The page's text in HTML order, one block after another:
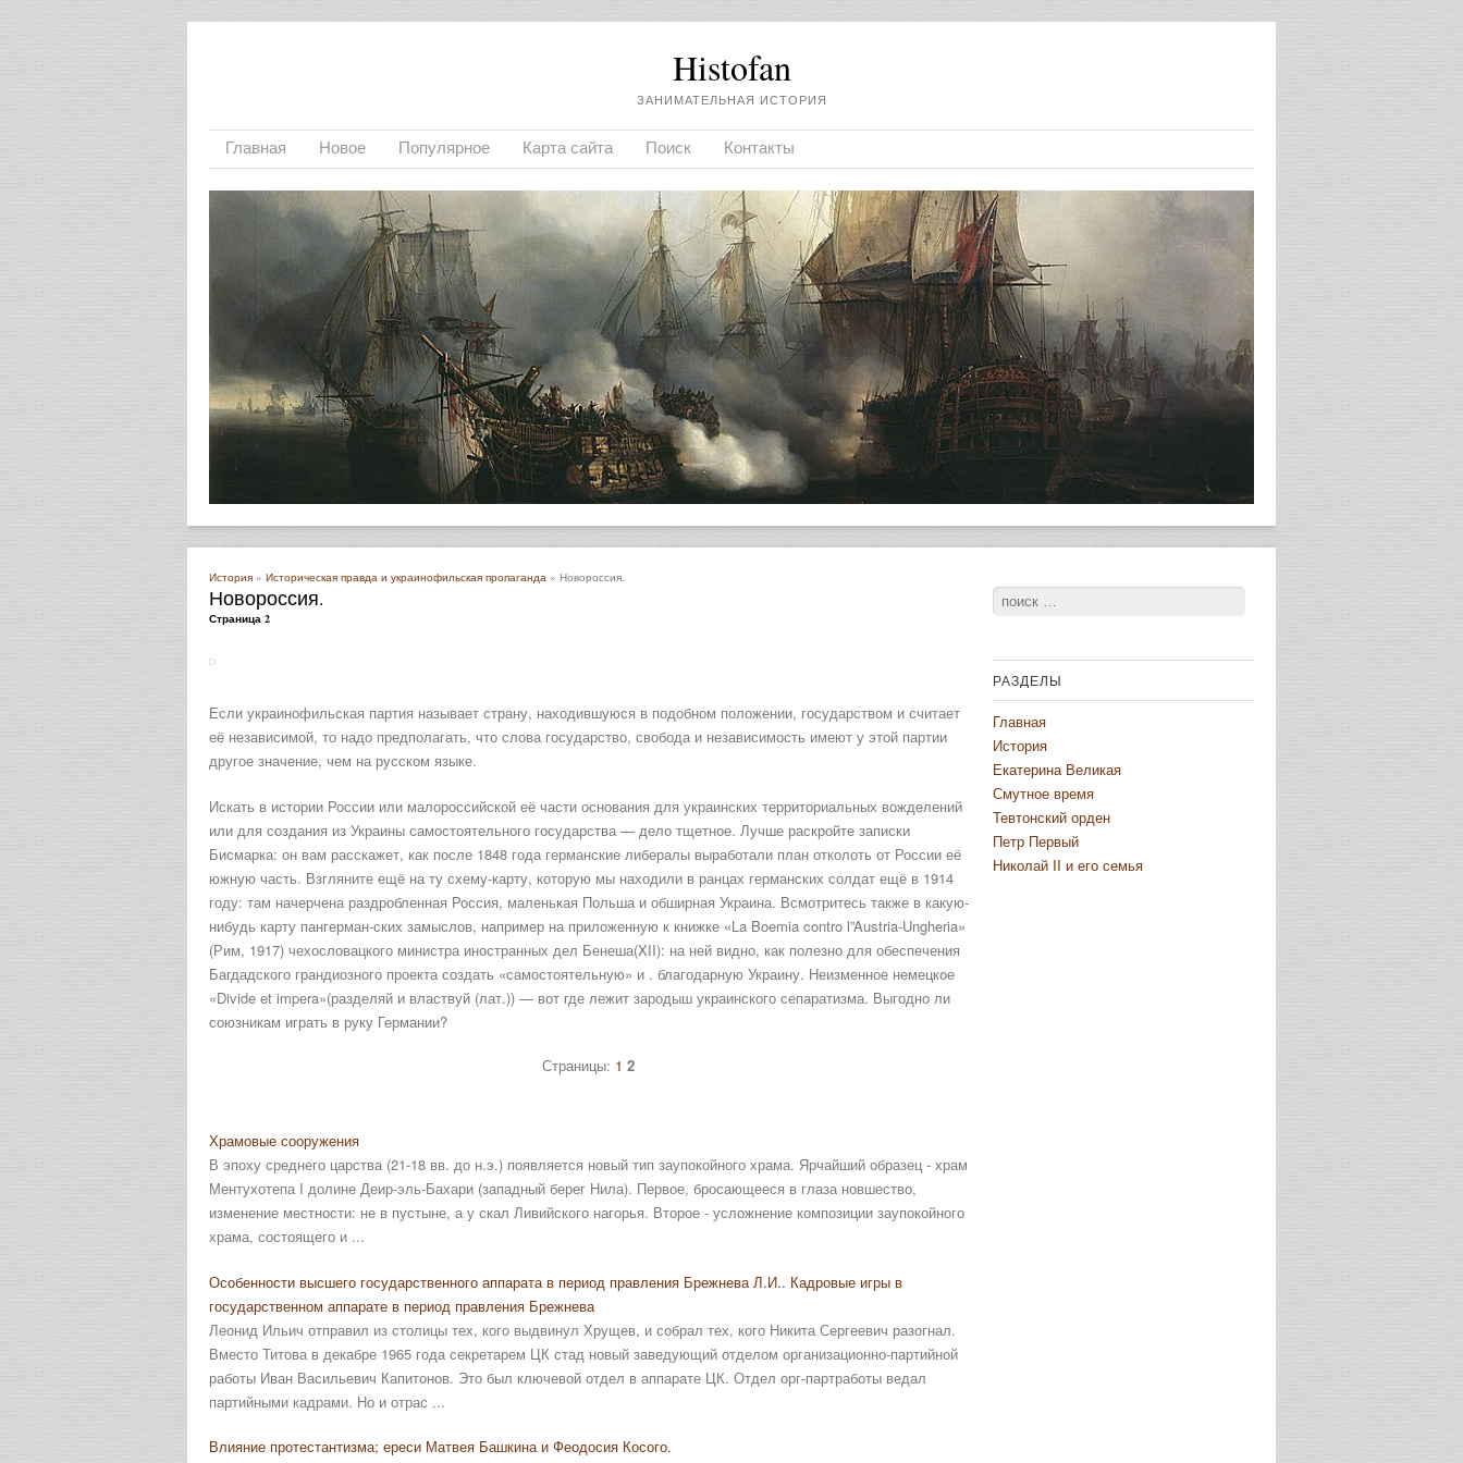
Histofan
ЗАНИМАТЕЛЬНАЯ ИСТОРИЯ
Главная Новое Популярное Карта сайта Поиск Контакты
История » Историческая правда и украинофильская пропаганда » Новороссия.
Новороссия.
Страница 2
Если украинофильская партия называет страну, находившуюся в подобном положении, государством и считает
её независимой, то надо предполагать, что слова государство, свобода и независимость имеют у этой партии
другое значение, чем на русском языке.
Искать в истории России или малороссийской её части основания для украинских территориальных вожделений
или для создания из Украины самостоятельного государства — дело тщетное. Лучше раскройте записки
Бисмарка: он вам расскажет, как после 1848 года германские либералы выработали план отколоть от России её
южную часть. Взгляните ещё на ту схему-карту, которую мы находили в ранцах германских солдат ещё в 1914
году: там начерчена раздробленная Россия, маленькая Польша и обширная Украина. Всмотритесь также в какую-
нибудь карту пангерман-ских замыслов, например на приложенную к книжке «La Boemia contro l”Austria-Ungheria»
(Рим, 1917) чехословацкого министра иностранных дел Бенеша(XII): на ней видно, как полезно для обеспечения
Багдадского грандиозного проекта создать «самостоятельную» и . благодарную Украину. Неизменное немецкое
«Divide et impera»(разделяй и властвуй (лат.)) — вот где лежит зародыш украинского сепаратизма. Выгодно ли
союзникам играть в руку Германии?
Страницы: 1 2
Храмовые сооружения
В эпоху среднего царства (21-18 вв. до н.э.) появляется новый тип заупокойного храма. Ярчайший образец - храм
Ментухотепа I долине Деир-эль-Бахари (западный берег Нила). Первое, бросающееся в глаза новшество,
изменение местности: не в пустыне, а у скал Ливийского нагорья. Второе - усложнение композиции заупокойного
храма, состоящего и ...
Особенности высшего государственного аппарата в период правления Брежнева Л.И.. Кадровые игры в
государственном аппарате в период правления Брежнева
Леонид Ильич отправил из столицы тех, кого выдвинул Хрущев, и собрал тех, кого Никита Сергеевич разогнал.
Вместо Титова в декабре 1965 года секретарем ЦК стад новый заведующий отделом организационно-партийной
работы Иван Васильевич Капитонов. Это был ключевой отдел в аппарате ЦК. Отдел орг-партработы ведал
партийными кадрами. Но и отрас ...
Влияние протестантизма; ереси Матвея Башкина и Феодосия Косого.
Поиск
РАЗДЕЛЫ
Главная
История
Екатерина Великая
Смутное время
Тевтонский орден
Петр Первый
Николай II и его семья